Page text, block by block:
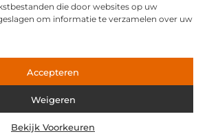
die door websites op uw
om informatie te verzamelen over uw
Accepteren
Weigeren
Bekijk Voorkeuren
Cookiebeleid (EU)